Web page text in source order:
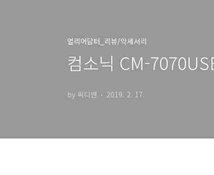
얼리어답터_리뷰/악세서리
컴소닉 CM-
by 씨디맨 2019. 2. 17.